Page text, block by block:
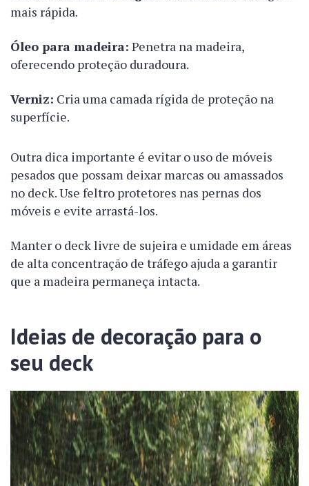
mais rápida.
Óleo para madeira: Penetra na madeira,
oferecendo proteção duradoura.
Verniz: Cria uma camada rígida de proteção na
superfície.
Outra dica importante é evitar o uso de móveis
pesados que possam deixar marcas ou amassados
no deck. Use feltro protetores nas pernas dos
móveis e evite arrastá-los.
Manter o deck livre de sujeira e umidade em áreas
de alta concentração de tráfego ajuda a garantir
que a madeira permaneça intacta.
Ideias de decoração para o
seu deck